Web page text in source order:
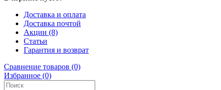
Доставка и оплата
Доставка почтой
Акции (8)
Статьи
Гарантия и возврат
Сравнение товаров (0)
Избранное (0)